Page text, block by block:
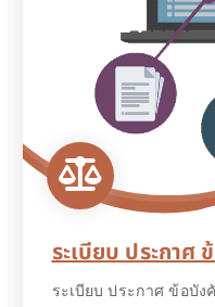
ระเบียบ ประกาศ
ระเบียบ ประกาศ ข้อบัง